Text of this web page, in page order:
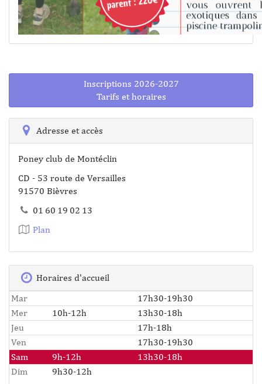
Inscriptions 2026-2027
Tarifs et horaires
Adresse et accès
Poney club de Montéclin
CD - 53 route de Versailles
91570 Bièvres
01 60 19 02 13
Plan
Horaires d'accueil
Mar
17h30-19h30
Mer
10h-12h
13h30-18h
Jeu
17h-18h
Ven
17h30-19h30
Sam
9h-12h
13h30-18h
Dim
9h30-12h